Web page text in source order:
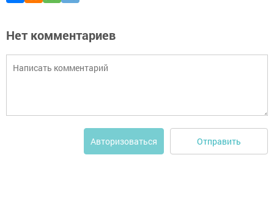
Нет комментариев
Авторизоваться Отправить